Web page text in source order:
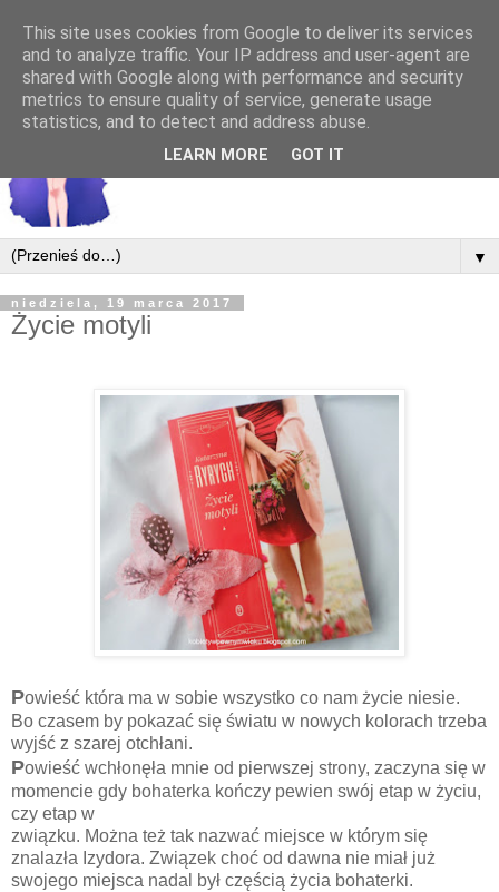
▼
niedziela, 19 marca 2017
Życie motyli
Powieść która ma w sobie wszystko co nam życie niesie.
Bo czasem by pokazać się światu w nowych kolorach trzeba
wyjść z szarej otchłani.
Powieść wchłonęła mnie od pierwszej strony, zaczyna się w
momencie gdy bohaterka kończy pewien swój etap w życiu,
czy etap w
związku. Można też tak nazwać miejsce w którym się
znalazła Izydora. Związek choć od dawna nie miał już
swojego miejsca nadal był częścią życia bohaterki.
This site uses cookies from Google to deliver its services
and to analyze traffic. Your IP address and user-agent are
shared with Google along with performance and security
metrics to ensure quality of service, generate usage
statistics, and to detect and address abuse.
LEARN MORE GOT IT